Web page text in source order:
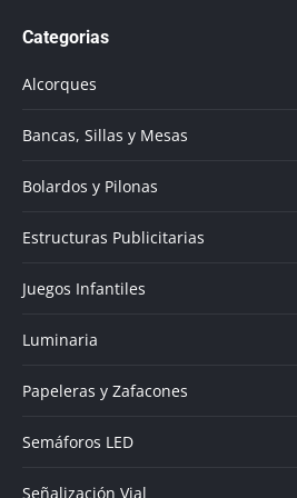
opens
new
window
Categorias
Alcorques
Bancas, Sillas y Mesas
Bolardos y Pilonas
Estructuras Publicitarias
Juegos Infantiles
Luminaria
Papeleras y Zafacones
Semáforos LED
Señalización Vial